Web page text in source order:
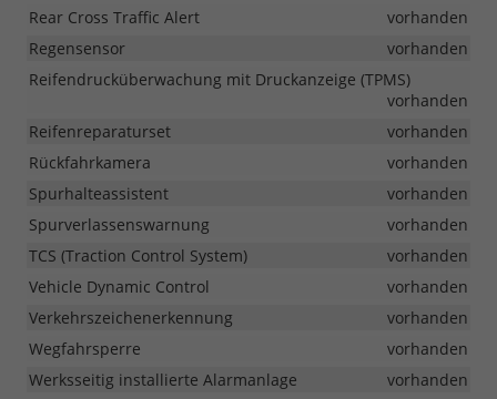
Rear Cross Traffic Alert
vorhanden
Regensensor
vorhanden
Reifendrucküberwachung mit Druckanzeige (TPMS)
vorhanden
Reifenreparaturset
vorhanden
Rückfahrkamera
vorhanden
Spurhalteassistent
vorhanden
Spurverlassenswarnung
vorhanden
TCS (Traction Control System)
vorhanden
Vehicle Dynamic Control
vorhanden
Verkehrszeichenerkennung
vorhanden
Wegfahrsperre
vorhanden
Werksseitig installierte Alarmanlage
vorhanden